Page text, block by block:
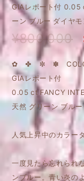
GIAレポート付 0.05
ーン ブルー ダイヤ
¥800,000
✿ ✤ ✼ ✽
GIAレポート付
0.05 ct FANCY
天然 グリーン ブル
人気上昇中のカラー
一度見たら忘れられ
ンブルー。青い炎の